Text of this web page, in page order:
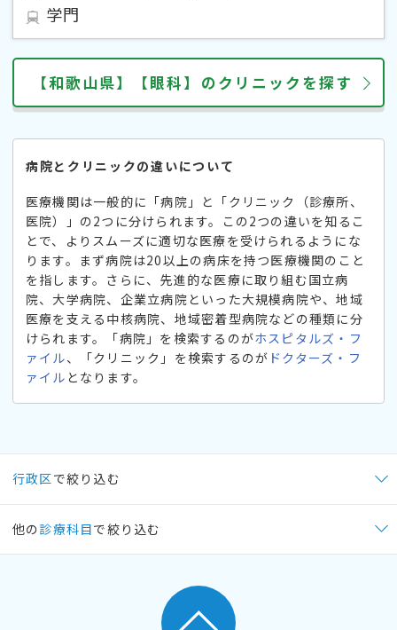
学門
【和歌山県】【眼科】のクリニックを探す
病院とクリニックの違いについて
医療機関は一般的に「病院」と「クリニック（診療所、
医院）」の2つに分けられます。この2つの違いを知るこ
とで、よりスムーズに適切な医療を受けられるようにな
ります。まず病院は20以上の病床を持つ医療機関のこと
を指します。さらに、先進的な医療に取り組む国立病
院、大学病院、企業立病院といった大規模病院や、地域
医療を支える中核病院、地域密着型病院などの種類に分
けられます。「病院」を検索するのがホスピタルズ・フ
ァイル、「クリニック」を検索するのが ドクターズ・フ
ァイル となります。
行政区で絞り込む
他の 診療科目で絞り込む